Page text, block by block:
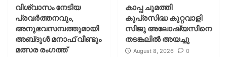
വിശ്വാസം നേടിയ
പ്രവർത്തനവും,
അനുഭവസമ്പത്തുമായി
അബ്‌ദുൾ മനാഫ് വീണ്ടും
മത്സര രംഗത്ത്
കാപ്പ ചുമത്തി
കുപ്രസിദ്ധ കുറ്റവാളി
സിജു അലോഷ്യസിനെ
തടങ്കലിൽ അയച്ചു
August 8, 2026 0